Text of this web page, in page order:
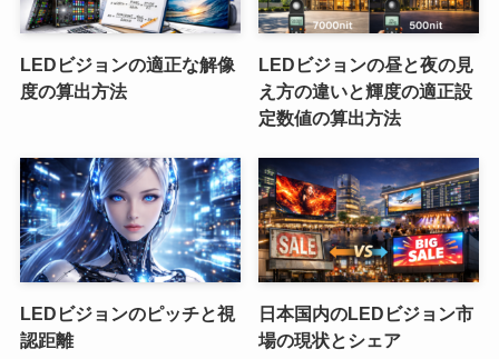
LEDビジョンの適正な解像
度の算出方法
LEDビジョンの昼と夜の見
え方の違いと輝度の適正設
定数値の算出方法
LEDビジョンのピッチと視
認距離
日本国内のLEDビジョン市
場の現状とシェア